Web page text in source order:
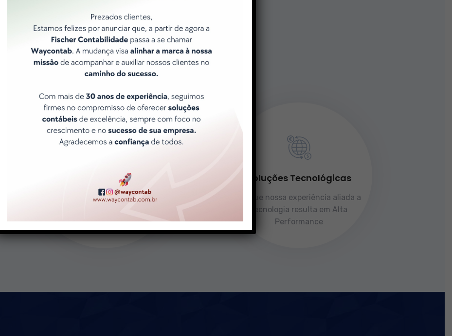
Nossos Pilares
Nossa forma de entregar resultados é norteada por 3 pilares básicos:
Atendimento ágil e Exclusivo
Porque sabemos que o tempo é
são únicas
Soluções Tecnológicas
Porque nossa experiência aliada a
tecnologia resulta em Alta
Performance